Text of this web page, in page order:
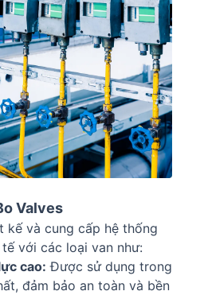
Valves
kế và cung cấp hệ thống
với các loại van như:
cao: Được sử dụng trong
đảm bảo an toàn và bền